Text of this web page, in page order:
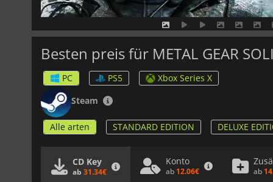
Besten preis für METAL GEAR
PC PS5
Xbox Series X
Steam
Alle arten STANDARD EDITION DELUXE
CD Key
ab 31.34€
Konto
ab 12.06€ ab